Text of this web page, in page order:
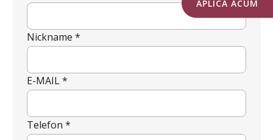
Nickname *
E-MAIL *
Telefon *
APLICA ACUM